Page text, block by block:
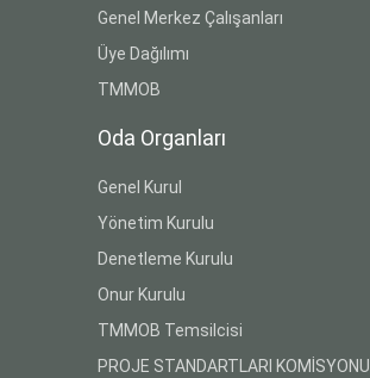
Genel Merkez Çalışanları
Üye Dağılımı
TMMOB
Oda Organları
Genel Kurul
Yönetim Kurulu
Denetleme Kurulu
Onur Kurulu
TMMOB Temsilcisi
PROJE STANDARTLARI KOMİSYONU